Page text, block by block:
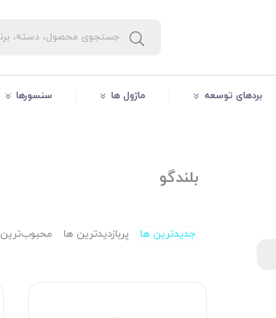
بردهای توسعه ماژول ها سنسورها
بلندگو
جدیدترین ها پربازدیدترین ها محبوب‌‌ترین